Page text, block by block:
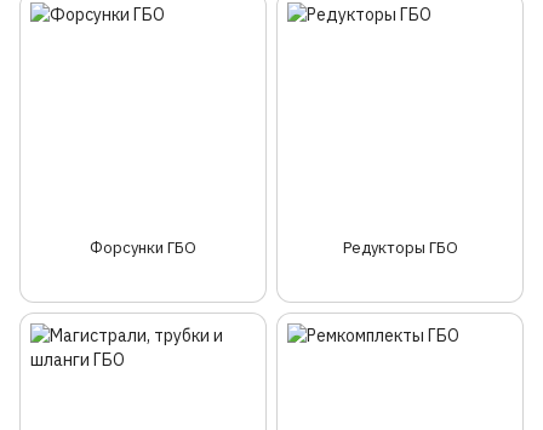
Форсунки ГБО Редукторы ГБО